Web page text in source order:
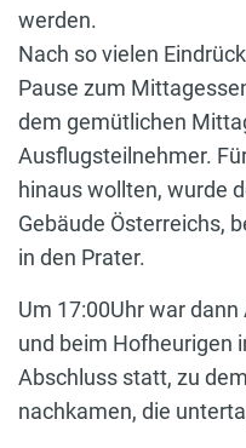
werden.
Nach so vielen
Pause zum
dem gemütlichen
Ausflugsteilnehmer.
hinaus wollten, wurde
Gebäude Österreichs,
in den Prater.
Um 17:00Uhr war
und beim Hofheurigen
Abschluss statt, zu
nachkamen, die